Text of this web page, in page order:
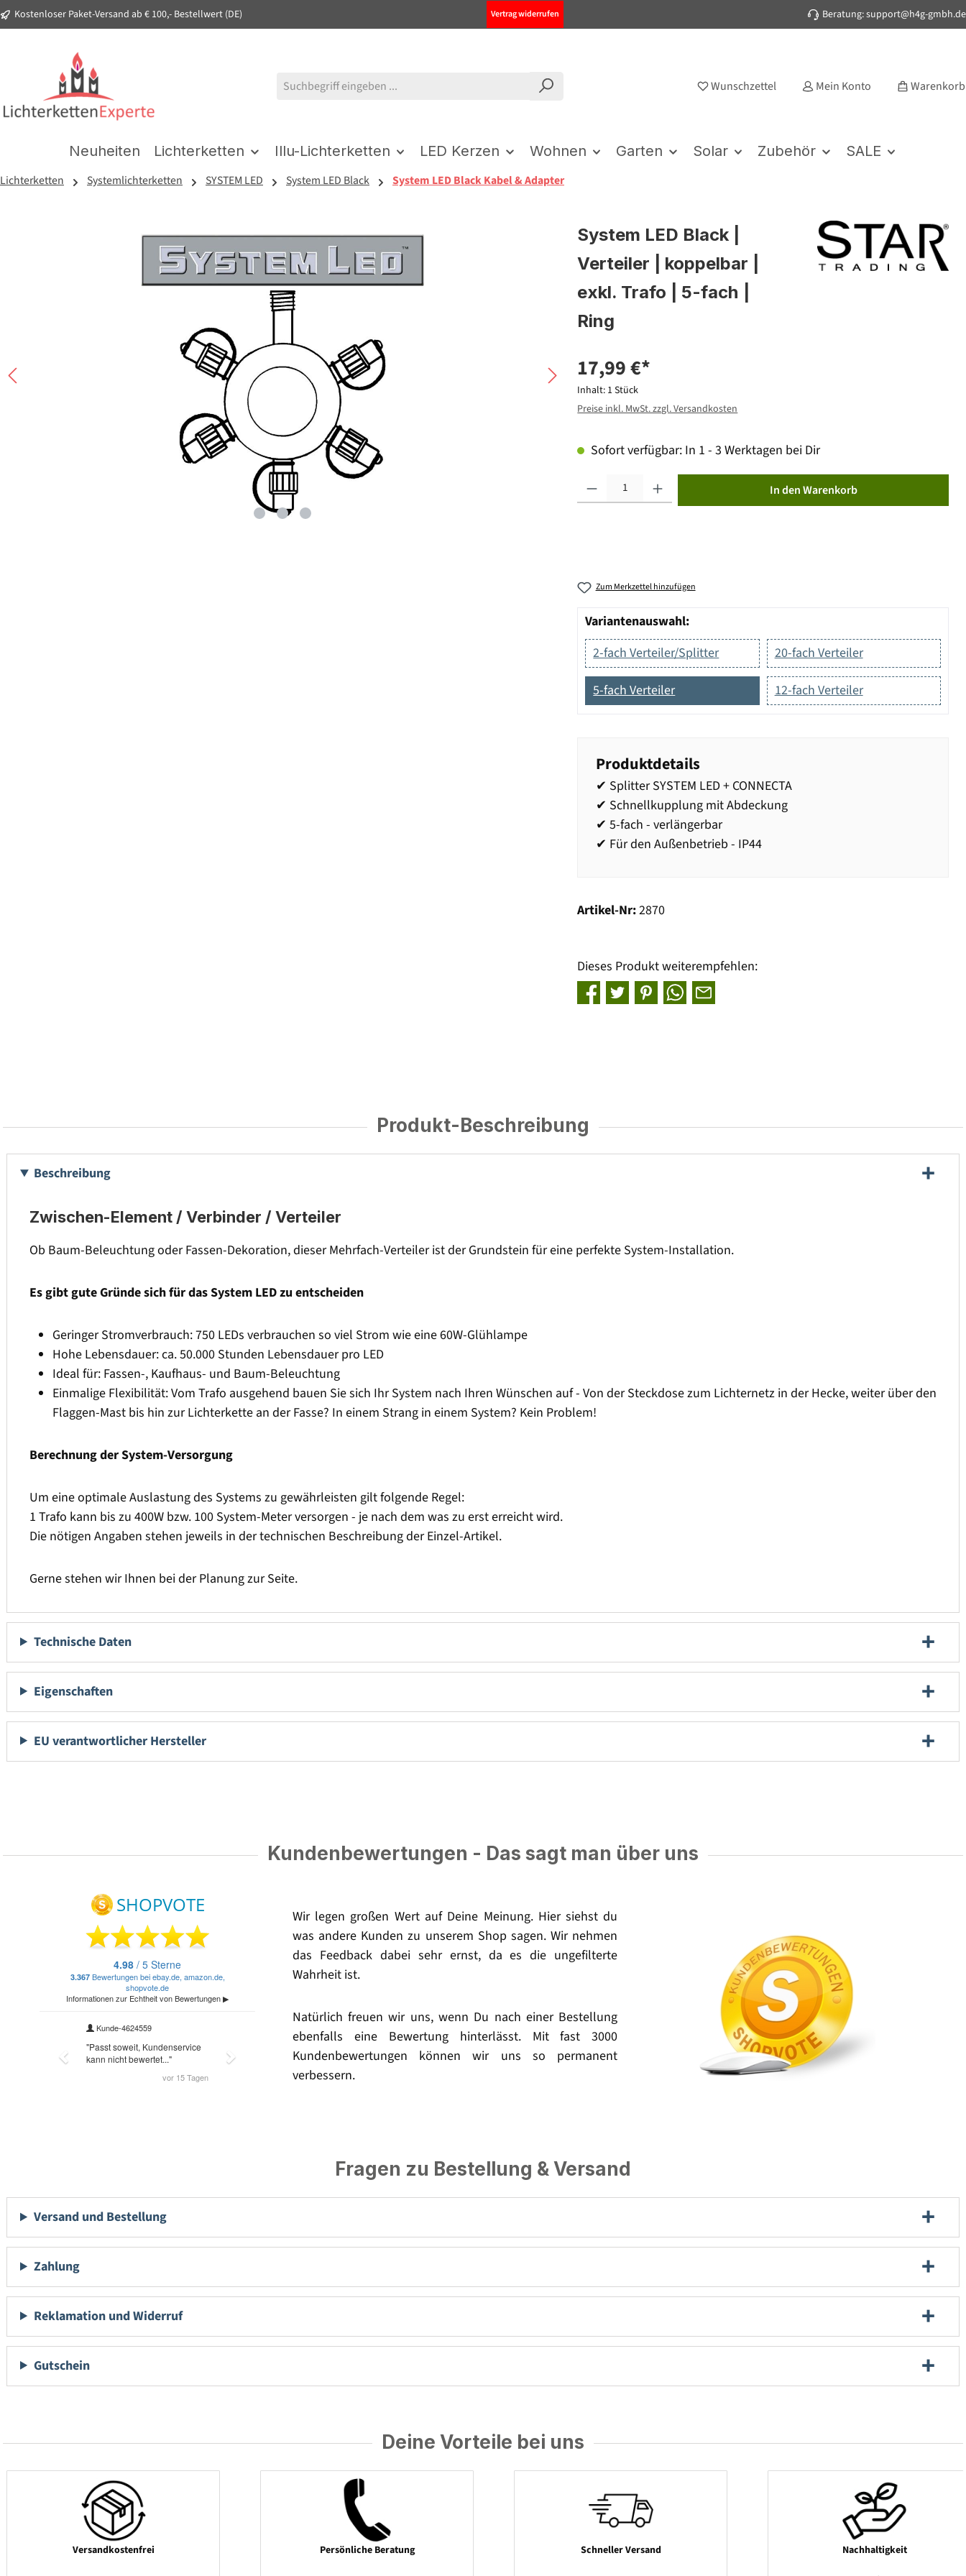
Zur Hauptnavigation springen
Kostenloser Paket-Versand ab € 100,- Bestellwert (DE) Vertrag widerrufen Beratung: support@h4g-gmbh.de
Wunschzettel Mein Konto Warenkorb
Neuheiten Lichterketten Illu-Lichterketten LED Kerzen Wohnen Garten Solar Zubehör SALE
Lichterketten Systemlichterketten SYSTEM LED System LED Black System LED Black Kabel & Adapter
Bildergalerie überspringen
System LED Black |
Verteiler | koppelbar |
exkl. Trafo | 5-fach |
Ring
17,99 €*
Inhalt: 1 Stück
Preise inkl. MwSt. zzgl. Versandkosten
Sofort verfügbar: In 1 - 3 Werktagen bei Dir
In den Warenkorb
Zum Merkzettel hinzufügen
Variantenauswahl:
2-fach Verteiler/Splitter
20-fach Verteiler
5-fach Verteiler 12-fach Verteiler
Produktdetails
✔ Splitter SYSTEM LED + CONNECTA
✔ Schnellkupplung mit Abdeckung
✔ 5-fach - verlängerbar
✔ Für den Außenbetrieb - IP44
Artikel-Nr:2870
Dieses Produkt weiterempfehlen:
Produkt-Beschreibung
Beschreibung
Zwischen-Element / Verbinder / Verteiler
Ob Baum-Beleuchtung oder Fassen-Dekoration, dieser Mehrfach-Verteiler ist der Grundstein für eine perfekte System-Installation.
Es gibt gute Gründe sich für das System LED zu entscheiden
Geringer Stromverbrauch: 750 LEDs verbrauchen so viel Strom wie eine 60W-Glühlampe
Hohe Lebensdauer: ca. 50.000 Stunden Lebensdauer pro LED
Ideal für: Fassen-, Kaufhaus- und Baum-Beleuchtung
Einmalige Flexibilität: Vom Trafo ausgehend bauen Sie sich Ihr System nach Ihren Wünschen auf - Von der Steckdose zum Lichternetz in der Hecke, weiter über den
Flaggen-Mast bis hin zur Lichterkette an der Fasse? In einem Strang in einem System? Kein Problem!
Berechnung der System-Versorgung
Um eine optimale Auslastung des Systems zu gewährleisten gilt folgende Regel:
1 Trafo kann bis zu 400W bzw. 100 System-Meter versorgen - je nach dem was zu erst erreicht wird.
Die nötigen Angaben stehen jeweils in der technischen Beschreibung der Einzel-Artikel.
Gerne stehen wir Ihnen bei der Planung zur Seite.
Technische Daten
Eigenschaften
EU verantwortlicher Hersteller
Kundenbewertungen - Das sagt man über uns
Wir legen großen Wert auf Deine Meinung. Hier siehst du
was andere Kunden zu unserem Shop sagen. Wir nehmen
das Feedback dabei sehr ernst, da es die ungefilterte
Wahrheit ist.
Natürlich freuen wir uns, wenn Du nach einer Bestellung
ebenfalls eine Bewertung hinterlässt. Mit fast 3000
Kundenbewertungen können wir uns so permanent
verbessern.
Fragen zu Bestellung & Versand
Versand und Bestellung
Zahlung
Reklamation und Widerruf
Gutschein
Deine Vorteile bei uns
Versandkostenfrei Persönliche Beratung Schneller Versand Nachhaltigkeit